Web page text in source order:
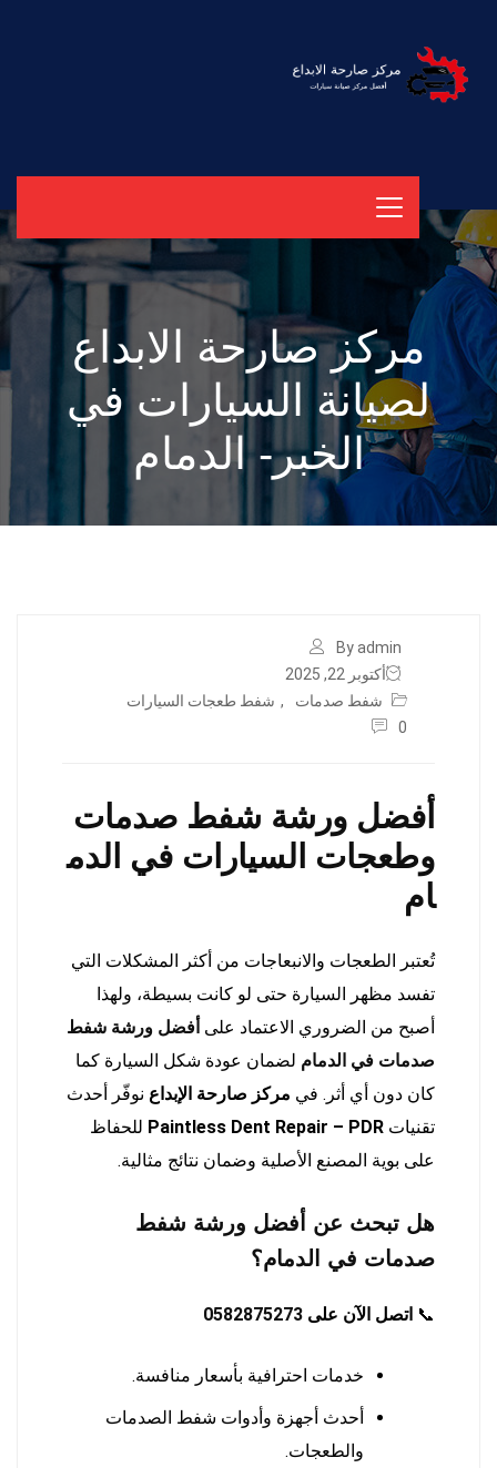
مركز صارحة الابداع
لصيانة السيارات في
الخبر- الدمام
By admin
أكتوبر 22, 2025
شفط صدمات
, شفط طعجات السيارات
0
أفضل ورشة شفط صدمات
وطعجات السيارات في الدم
ام
تُعتبر الطعجات والانبعاجات من أكثر المشكلات التي
تفسد مظهر السيارة حتى لو كانت بسيطة، ولهذا
أصبح من الضروري الاعتماد على أفضل ورشة شفط
صدمات في الدمام لضمان عودة شكل السيارة كما
كان دون أي أثر. في مركز صارحة الإبداع نوفّر أحدث
تقنيات Paintless Dent Repair – PDR للحفاظ
على بوية المصنع الأصلية وضمان نتائج مثالية.
هل تبحث عن أفضل ورشة شفط
صدمات في الدمام؟
📞 اتصل الآن على 0582875273
خدمات احترافية بأسعار منافسة.
أحدث أجهزة وأدوات شفط الصدمات
والطعجات.